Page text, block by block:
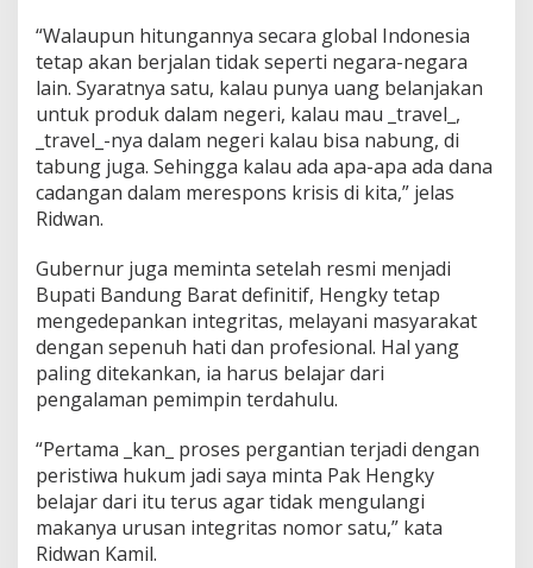
“Walaupun hitungannya secara global Indonesia
tetap akan berjalan tidak seperti negara-negara
lain. Syaratnya satu, kalau punya uang belanjakan
untuk produk dalam negeri, kalau mau _travel_,
_travel_-nya dalam negeri kalau bisa nabung, di
tabung juga. Sehingga kalau ada apa-apa ada dana
cadangan dalam merespons krisis di kita,” jelas
Ridwan.
Gubernur juga meminta setelah resmi menjadi
Bupati Bandung Barat definitif, Hengky tetap
mengedepankan integritas, melayani masyarakat
dengan sepenuh hati dan profesional. Hal yang
paling ditekankan, ia harus belajar dari
pengalaman pemimpin terdahulu.
“Pertama _kan_ proses pergantian terjadi dengan
peristiwa hukum jadi saya minta Pak Hengky
belajar dari itu terus agar tidak mengulangi
makanya urusan integritas nomor satu,” kata
Ridwan Kamil.